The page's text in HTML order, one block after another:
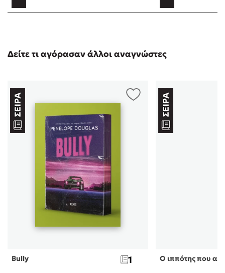
Δείτε τι αγόρασαν άλλοι αναγνώστες
Bully 1 Ο ιππότης που